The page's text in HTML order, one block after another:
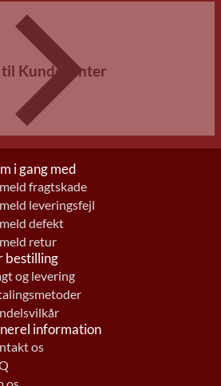
til Kundecenter
i gang med
fragtskade
leveringsfejl
defekt
retur
bestilling
og levering
information
os